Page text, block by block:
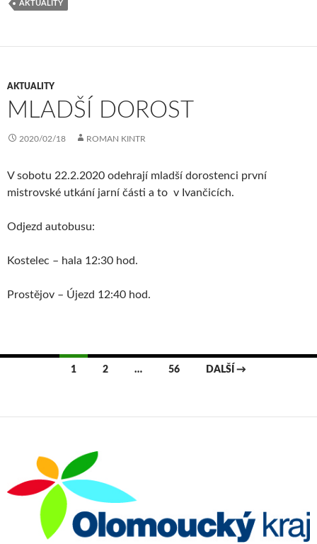
AKTUALITY
AKTUALITY
MLADŠÍ DOROST
2020/02/18 ROMAN KINTR
V sobotu 22.2.2020 odehrají mladší dorostenci první
mistrovské utkání jarní části a to v Ivančicích.
Odjezd autobusu:
Kostelec – hala 12:30 hod.
Prostějov – Újezd 12:40 hod.
pro
1 2 … 56 DALŠÍ →